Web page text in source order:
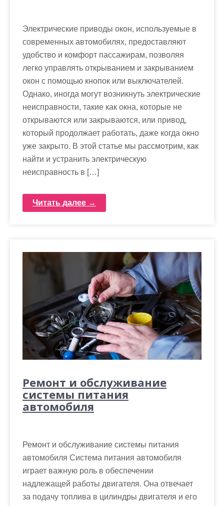
Электрические приводы окон, используемые в
современных автомобилях, предоставляют
удобство и комфорт пассажирам, позволяя
легко управлять открыванием и закрыванием
окон с помощью кнопок или выключателей.
Однако, иногда могут возникнуть электрические
неисправности, такие как окна, которые не
открываются или закрываются, или привод,
который продолжает работать, даже когда окно
уже закрыто. В этой статье мы рассмотрим, как
найти и устранить электрическую
неисправность в […]
Читать далее →
Ремонт и обслуживание
системы питания
автомобиля
Ремонт и обслуживание системы питания
автомобиля Система питания автомобиля
играет важную роль в обеспечении
надлежащей работы двигателя. Она отвечает
за подачу топлива в цилиндры двигателя и его